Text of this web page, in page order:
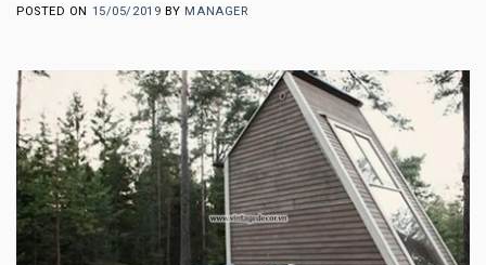
POSTED ON 15/05/2019 BY MANAGER